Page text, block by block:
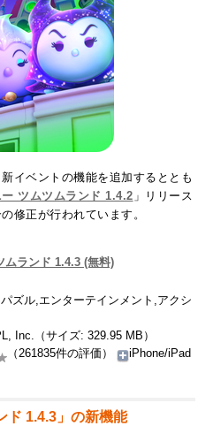
イベントの機能を追加するととも
ツムツムランド 1.4.2 」リリース
修正が行われています。
ムランド 1.4.3 (無料)
ズル,エンターテインメント,アクシ
Inc.（サイズ: 329.95 MB）
（261835件の評価）
iPhone/iPad
ド 1.4.3」の新機能